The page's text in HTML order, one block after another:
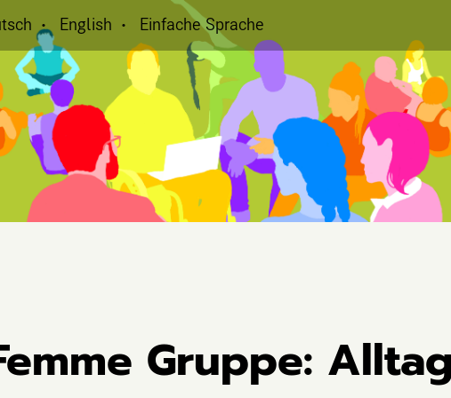
English Einfache Sprache
Gruppe: